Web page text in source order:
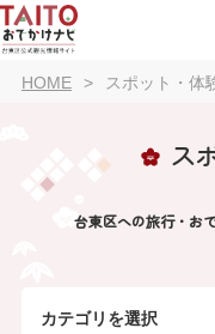
HOME スポット・体
ス
台東区への旅行・お
カテゴリを選択